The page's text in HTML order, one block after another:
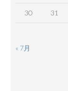
30 31
« 7月